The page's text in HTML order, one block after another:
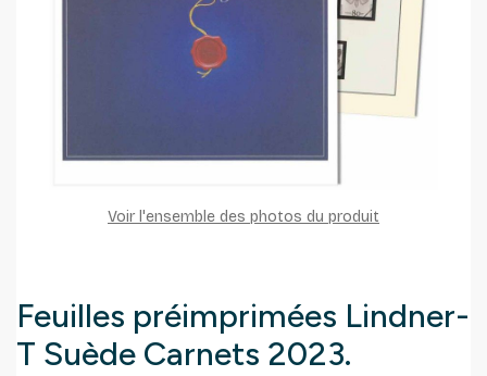
Voir l'ensemble des photos du produit
Feuilles préimprimées Lindner-
T Suède Carnets 2023.